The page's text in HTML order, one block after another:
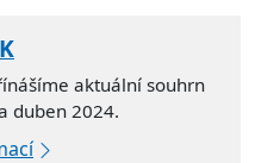
aktuální souhrn
duben 2024.